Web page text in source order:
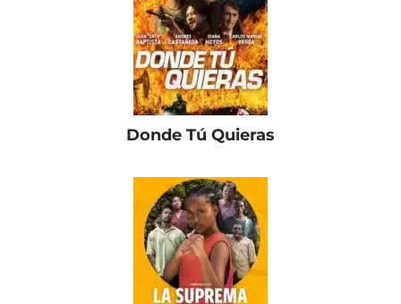
Donde Tú Quieras